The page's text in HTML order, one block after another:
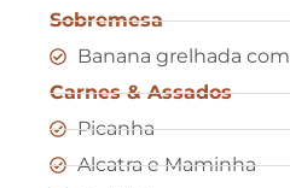
Sobremesa
Banana grelhada
Carnes & Assados
Picanha
Alcatra e Maminha